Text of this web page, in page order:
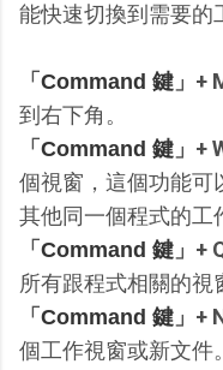
能快速切換到需要的
「 Command 鍵 」+
到右下角。
「 Command 鍵 」+
個視窗，這個功能可
其他同一個程式的工
「 Command 鍵 」+
所有跟程式相關的視
「 Command 鍵 」+
個工作視窗或新文件。